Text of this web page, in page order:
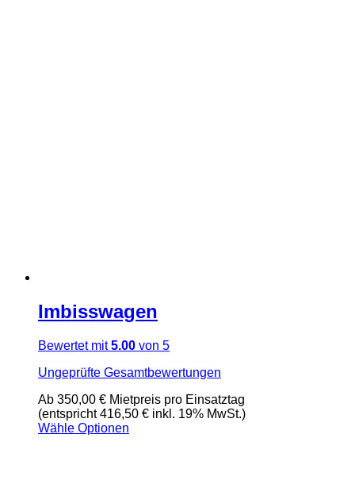
Imbisswagen
Bewertet mit5.00 von 5
Ungeprüfte Gesamtbewertungen
Ab 350,00 € Mietpreis pro Einsatztag
(entspricht 416,50 € inkl. 19% MwSt.)
Wähle Optionen